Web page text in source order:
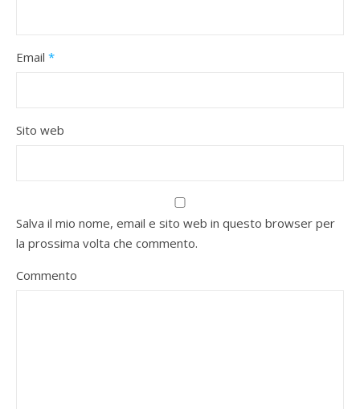
Email *
Sito web
Salva il mio nome, email e sito web in questo browser per
la prossima volta che commento.
Commento